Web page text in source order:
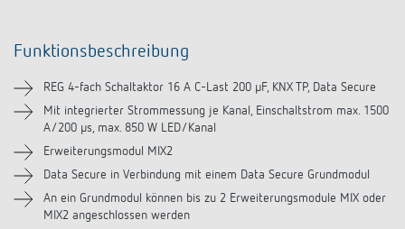
Technische Informationen
Downloads
Videos
Funktionsbeschreibung
REG 4-fach Schaltaktor 16 A C-Last 200 µF, KNX TP, Data Secure
Mit integrierter Strommessung je Kanal, Einschaltstrom max. 1500
A/200 µs, max. 850 W LED/Kanal
Erweiterungsmodul MIX2
Data Secure in Verbindung mit einem Data Secure Grundmodul
An ein Grundmodul können bis zu 2 Erweiterungsmodule MIX oder
MIX2 angeschlossen werden